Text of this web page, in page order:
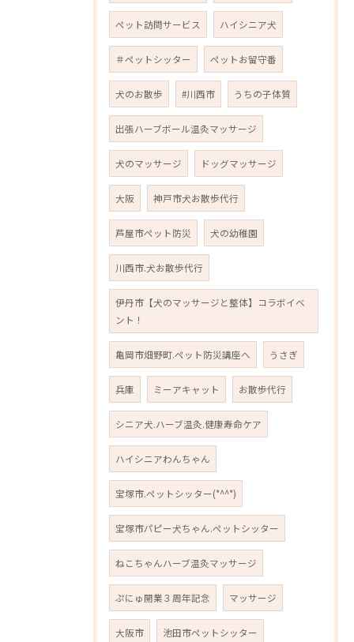
ペット訪問サービス ハイシニア犬
＃ペットシッター ペットお留守番
犬のお散歩 #川西市 うちの子体質
出張ハーブボール温灸マッサージ
犬のマッサージ ドッグマッサージ
大阪 神戸市犬お散歩代行
芦屋市ペット防災 犬の幼稚園
川西市.犬お散歩代行
伊丹市【犬のマッサージと整体】コラボイベ
ント！
亀岡市畑野町.ペット防災講座へ うさぎ
兵庫 ミーアキャット お散歩代行
シニア犬.ハーブ温灸.健康寿命ケア
ハイシニアわんちゃん
宝塚市.ペットシッター(*^^*)
宝塚市パピー犬ちゃん.ペットシッター
ねこちゃんハーブ温灸マッサージ
ぷにゅ開業３周年記念 マッサージ
大阪市 池田市ペットシッター